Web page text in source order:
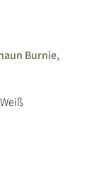
Burnie,